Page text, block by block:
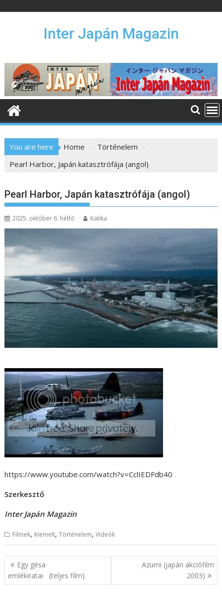
n
e
Inter Japán Magazin
You are here Home
Történelem
Pearl Harbor, Japán katasztrófája (angol)
Pearl Harbor, Japán katasztrófája (angol)
2025. október 6. hétfő Katika
https://www.youtube.com/watch?v=CclIEDFdb40
Szerkesztő
Inter Japán Magazin
Filmek, Kiemelt,Történelem,Videók
B
e
Egy gésa
emlékiratai (teljes film)
Azumi (japán akciófilm
2003)